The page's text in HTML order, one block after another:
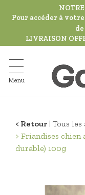
principal
Pour accéder à
LIVRAISON
Menu
Retour Tous
Friandises chien
durable) 100g